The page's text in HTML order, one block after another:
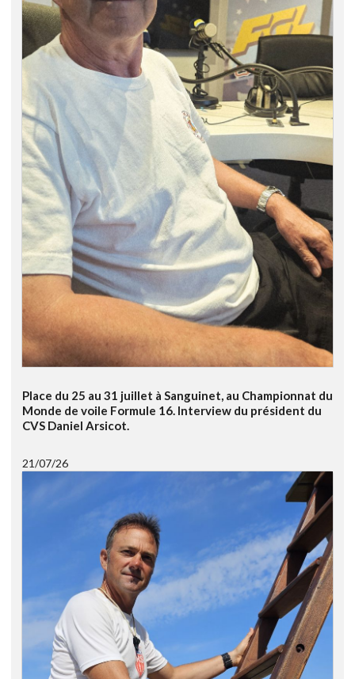
Place du 25 au 31 juillet à Sanguinet, au Championnat du
Monde de voile Formule 16. Interview du président du
CVS Daniel Arsicot.
21/07/26